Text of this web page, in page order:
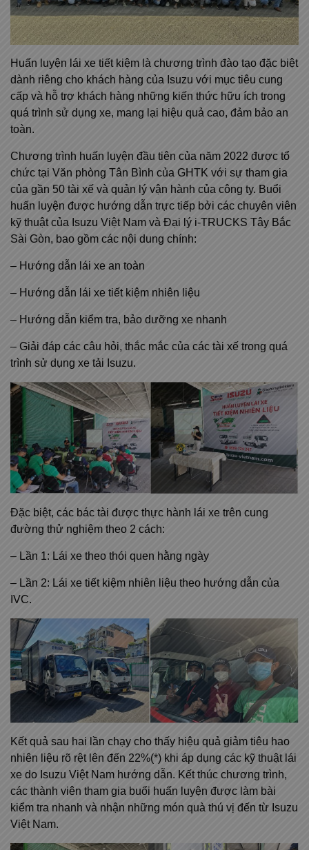
Huấn luyện lái xe tiết kiệm là chương trình đào tạo đặc biệt
dành riêng cho khách hàng của Isuzu với mục tiêu cung
cấp và hỗ trợ khách hàng những kiến thức hữu ích trong
quá trình sử dụng xe, mang lại hiệu quả cao, đảm bảo an
toàn.
Chương trình huấn luyện đầu tiên của năm 2022 được tổ
chức tại Văn phòng Tân Bình của GHTK với sự tham gia
của gần 50 tài xế và quản lý vận hành của công ty. Buổi
huấn luyện được hướng dẫn trực tiếp bởi các chuyên viên
kỹ thuật của Isuzu Việt Nam và Đại lý i-TRUCKS Tây Bắc
Sài Gòn, bao gồm các nội dung chính:
– Hướng dẫn lái xe an toàn
– Hướng dẫn lái xe tiết kiệm nhiên liệu
– Hướng dẫn kiểm tra, bảo dưỡng xe nhanh
– Giải đáp các câu hỏi, thắc mắc của các tài xế trong quá
trình sử dụng xe tải Isuzu.
Đặc biệt, các bác tài được thực hành lái xe trên cung
đường thử nghiệm theo 2 cách:
– Lần 1: Lái xe theo thói quen hằng ngày
– Lần 2: Lái xe tiết kiệm nhiên liệu theo hướng dẫn của
IVC.
Kết quả sau hai lần chạy cho thấy hiệu quả giảm tiêu hao
nhiên liệu rõ rệt lên đến 22%(*) khi áp dụng các kỹ thuật lái
xe do Isuzu Việt Nam hướng dẫn. Kết thúc chương trình,
các thành viên tham gia buổi huấn luyện được làm bài
kiểm tra nhanh và nhận những món quà thú vị đến từ Isuzu
Việt Nam.